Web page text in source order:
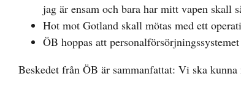
jag är ensam och bara har mitt vapen
Hot mot Gotland skall mötas med ett
ÖB hoppas att
Beskedet från ÖB är sammanfattat: Vi ska